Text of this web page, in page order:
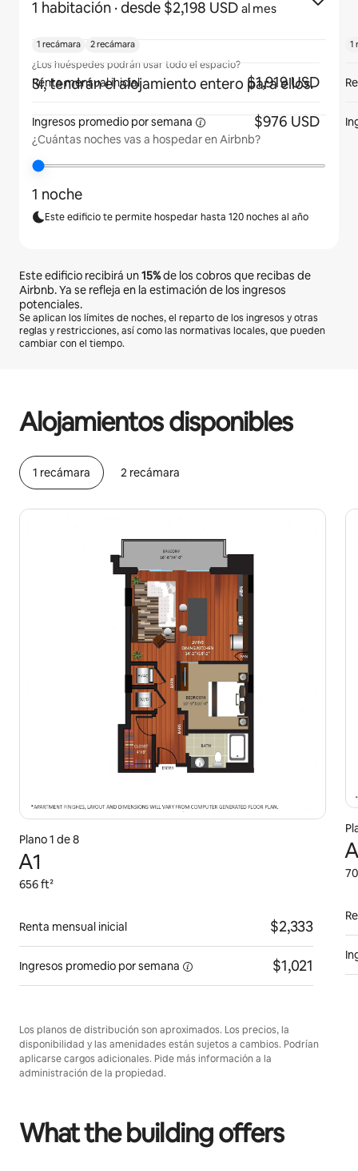
1 habitación · desde $2,198 USD al mes
¿Los huéspedes podrán usar todo el espacio?
Sí, tendrán el alojamiento entero para ellos.
¿Cuántas noches vas a hospedar en Airbnb?
1 noche
Este edificio te permite hospedar hasta 120 noches al año
Este edificio recibirá un15%de los cobros que recibas de
Airbnb. Ya se refleja en la estimación de los ingresos
potenciales.
Se aplican los límites de noches, el reparto de los ingresos y otras
reglas y restricciones, así como las normativas locales, que pueden
cambiar con el tiempo.
Alojamientos disponibles
1 recámara 2 recámara
Plano 1 de 8
A1
656 ft²
Renta mensual inicial $2,333
Ingresos promedio porsemana $1,021
Los planos de distribución son aproximados. Los precios, la
disponibilidad y las amenidades están sujetos a cambios. Podrían
aplicarse cargos adicionales. Pide más información a la
administración de la propiedad.
What the building offers
1 recámara 2 recámara
Renta mensual inicial $1,919 USD
Ingresos promedio porsemana $976 USD
1